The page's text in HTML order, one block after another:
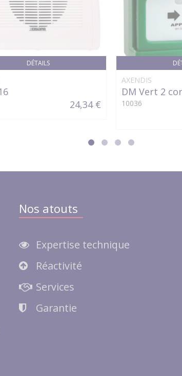
DÉTAILS
24,34 €
AXENDIS
DM Vert 2
10036
Nos atouts
Expertise technique
Réactivité
Services
Garantie